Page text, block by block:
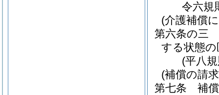
令六規
(介護補償
第六条の三
する状態
(平八
(補償の請
第七条
補